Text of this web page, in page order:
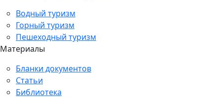
Водный туризм
Горный туризм
Пешеходный туризм
Материалы
Бланки документов
Статьи
Библиотека